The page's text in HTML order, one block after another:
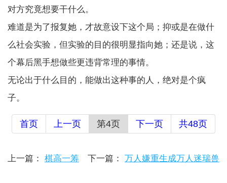
对方究竟想要干什么。
难道是为了报复她，才故意设下这个局；抑或是在做什
么社会实验，但实验的目的很明显指向她；还是说，这
个幕后黑手想做些更违背常理的事情。
无论出于什么目的，能做出这种事的人，绝对是个疯
子。
首页 上一页 第4页 下一页 共48页
上一篇： 棋高一筹 下一篇： 万人嫌重生成万人迷瑞兽